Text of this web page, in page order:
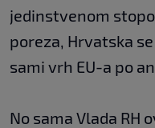
jedinstvenom
poreza, Hrvatska
sami vrh EU-a po
No sama Vlada RH